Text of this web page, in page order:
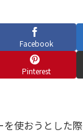
Facebook
Pinterest
使おうとした